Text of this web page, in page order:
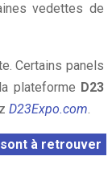
vedettes de
Certains panels
plateforme D23
D23Expo.com.
à retrouver